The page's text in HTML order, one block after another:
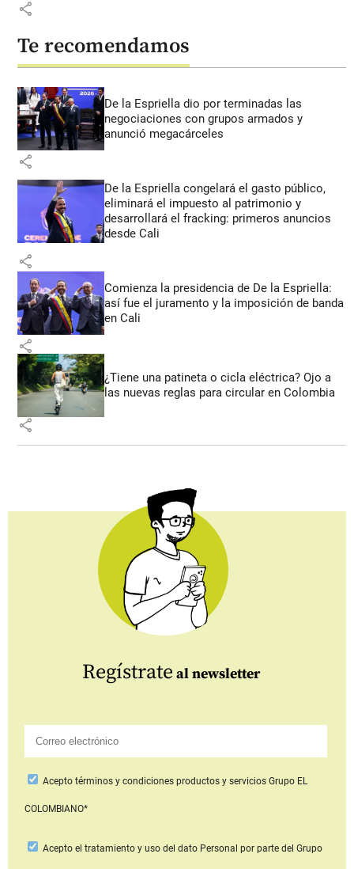
share
Te recomendamos
De la Espriella dio por terminadas las
negociaciones con grupos armados y
anunció megacárceles
share
De la Espriella congelará el gasto público,
eliminará el impuesto al patrimonio y
desarrollará el fracking: primeros anuncios
desde Cali
share
Comienza la presidencia de De la Espriella:
así fue el juramento y la imposición de banda
en Cali
share
¿Tiene una patineta o cicla eléctrica? Ojo a
las nuevas reglas para circular en Colombia
share
Regístrate al newsletter
Aceptotérminos y condiciones productos y serviciosGrupo EL
COLOMBIANO*
Acepto el tratamiento y uso del dato Personal por parte del Grupo